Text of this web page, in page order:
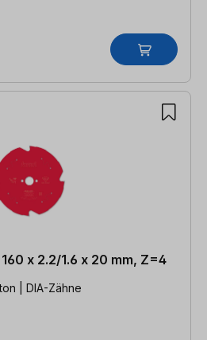
x 2.2/1.6 x 20 mm, Z=4
| DIA-Zähne